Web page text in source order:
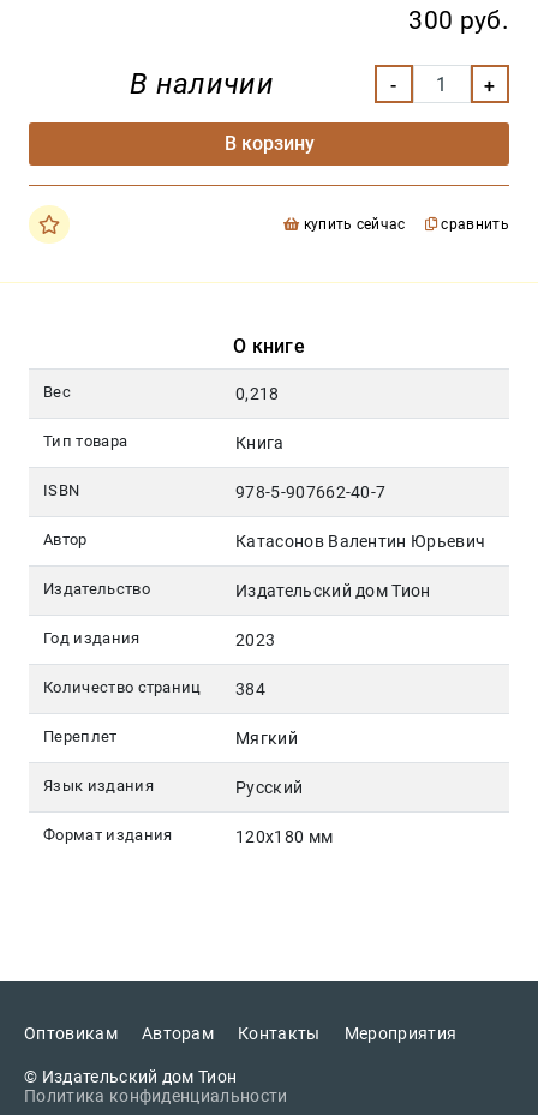
300 руб.
В наличии
В корзину
купить сейчас сравнить
О книге
Вес 0,218
Тип товара Книга
ISBN 978-5-907662-40-7
Автор Катасонов Валентин Юрьевич
Издательство Издательский дом Тион
Год издания 2023
Количество страниц 384
Переплет Мягкий
Язык издания Русский
Формат издания 120х180 мм
Оптовикам Авторам Контакты Мероприятия
© Издательский дом Тион
Политика конфиденциальности